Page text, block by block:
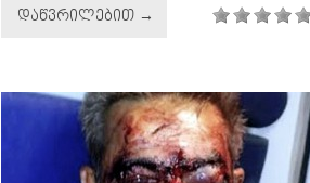
ᲓᲐᲬᲕᲠᲘᲚᲔᲑᲘᲗ →